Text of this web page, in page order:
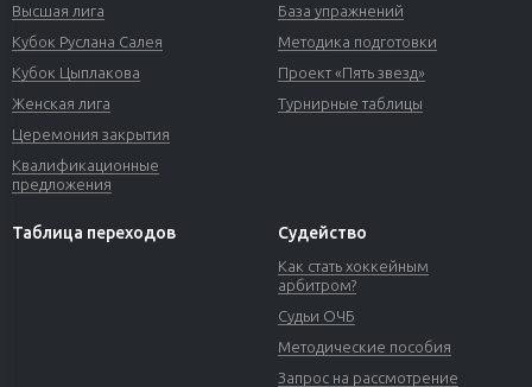
Высшая лига
Кубок Руслана Салея
Кубок Цыплакова
Женская лига
Церемония закрытия
Квалификационные
предложения
База упражнений
Методика подготовки
Проект «Пять звезд»
Турнирные таблицы
Таблица переходов Судейство
Как стать хоккейным
арбитром?
Судьи ОЧБ
Методические пособия
Запрос на рассмотрение